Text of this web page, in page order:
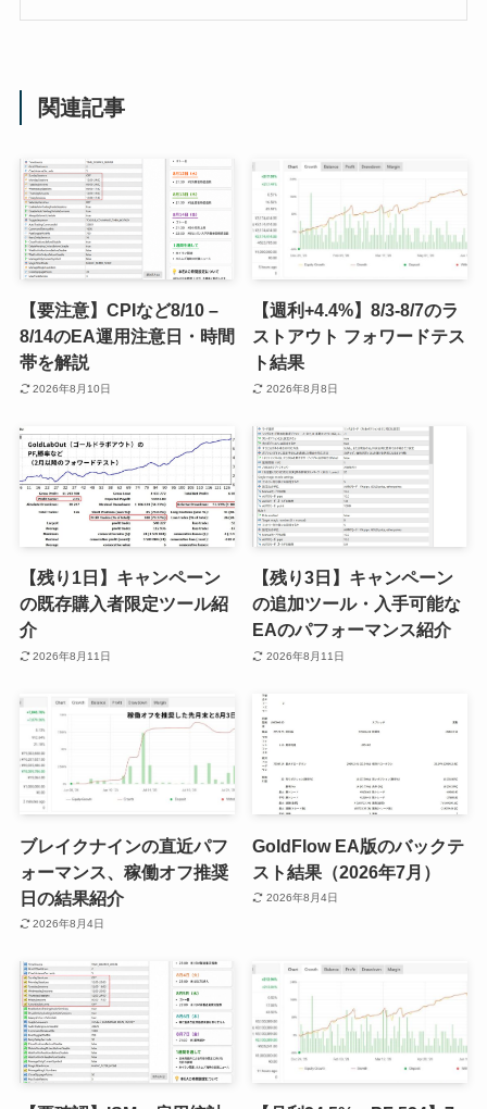
関連記事
【要注意】CPIなど8/10 –
8/14のEA運用注意日・時間
帯を解説
2026年8月10日
【週利+4.4%】8/3-8/7のラ
ストアウト フォワードテス
ト結果
2026年8月8日
【残り1日】キャンペーン
の既存購入者限定ツール紹
介
2026年8月11日
【残り3日】キャンペーン
の追加ツール・入手可能な
EAのパフォーマンス紹介
2026年8月11日
ブレイクナインの直近パフ
ォーマンス、稼働オフ推奨
日の結果紹介
2026年8月4日
GoldFlow EA版のバックテ
スト結果（2026年7月）
2026年8月4日